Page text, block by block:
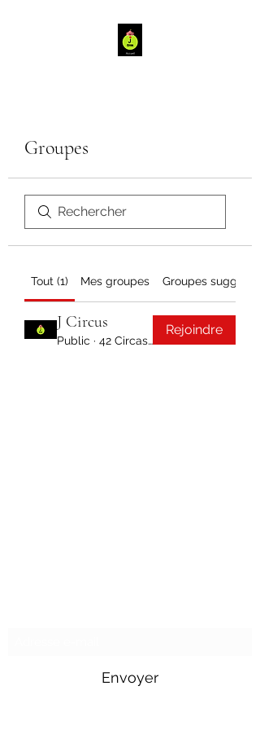
Groupes
Tout (1) Mes groupes Groupes suggérés
J Circus
Public · 42 Circassiens
Rejoindre
Envoyer